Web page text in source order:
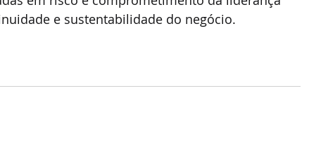
e sustentabilidade do negócio.